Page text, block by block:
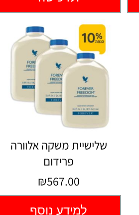
שלישיית משקה אלוורה
פרידום
₪567.00
למידע נוסף